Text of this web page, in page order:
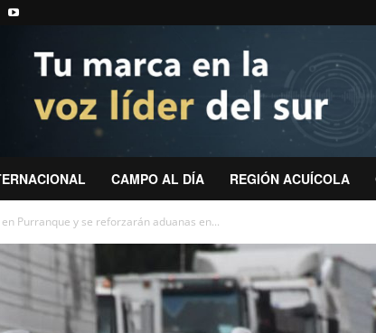
CAMPO AL DÍA REGIÓN ACUÍCOLA
Purranque y se reforzarán aduanas en...